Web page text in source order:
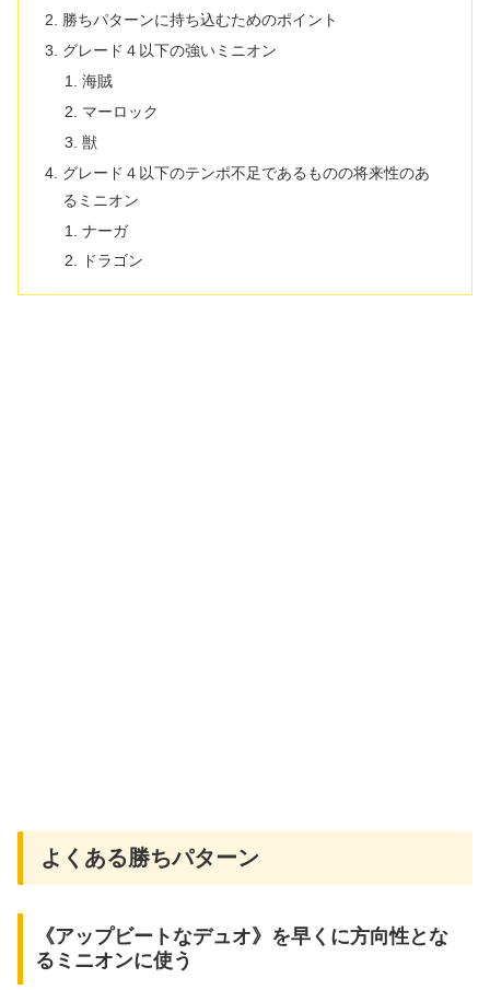
勝ちパターンに持ち込むためのポイント
グレード４以下の強いミニオン
海賊
マーロック
獣
グレード４以下のテンポ不足であるものの将来性のあ
るミニオン
ナーガ
ドラゴン
よくある勝ちパターン
《アップビートなデュオ》を早くに方向性とな
るミニオンに使う